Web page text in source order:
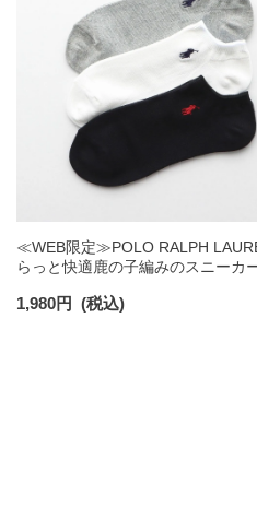
≪WEB限定≫POLO RALPH
らっと快適鹿の子編みのスニーカ
ズ レディース 92022800
1,980円 (税込)